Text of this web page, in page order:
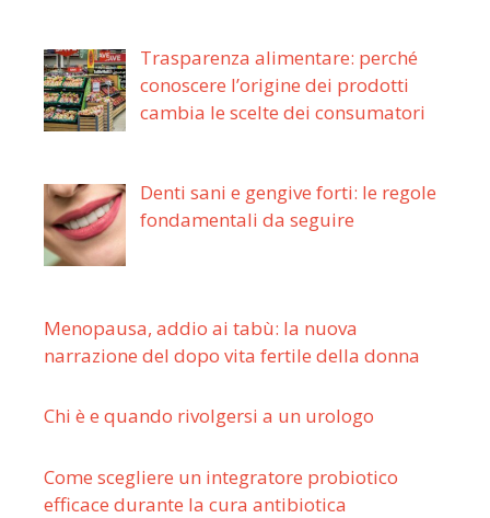
Trasparenza alimentare: perché
conoscere l’origine dei prodotti
cambia le scelte dei consumatori
Denti sani e gengive forti: le regole
fondamentali da seguire
Menopausa, addio ai tabù: la nuova
narrazione del dopo vita fertile della donna
Chi è e quando rivolgersi a un urologo
Come scegliere un integratore probiotico
efficace durante la cura antibiotica